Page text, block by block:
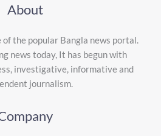
About
of the popular Bangla news portal.
news today, It has begun with
investigative, informative and
journalism.